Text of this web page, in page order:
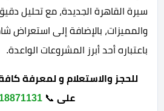
سيرة القاهرة الجديدة، مع تحليل
باعتباره أحد أبرز المشروعات الواعدة.
للحجز والاستعلام و لمعرفة
على 📞